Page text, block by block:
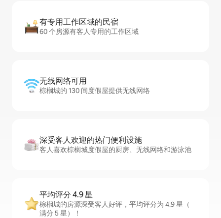
有专用工作区域的民宿
60 个房源有客人专用的工作区域
无线网络可用
棕榈城的 130 间度假屋提供无线网络
深受客人欢迎的热门便利设施
客人喜欢棕榈城度假屋的厨房、无线网络和游泳池
平均评分 4.9 星
棕榈城的房源深受客人好评，平均评分为 4.9 星（
满分 5 星）！